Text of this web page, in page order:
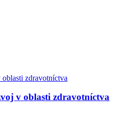
v oblasti zdravotníctva